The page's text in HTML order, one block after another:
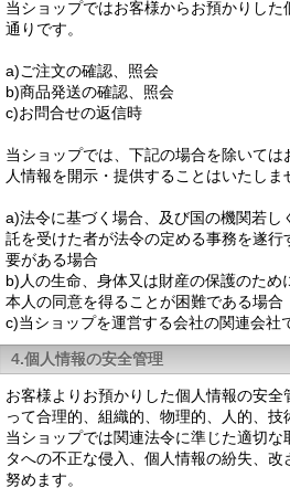
当ショップではお客様からお預かりし
通りです。
a)ご注文の確認、照会
b)商品発送の確認、照会
c)お問合せの返信時
当ショップでは、下記の場合を除いて
人情報を開示・提供することはいたしま
a)法令に基づく場合、及び国の機関若し
託を受けた者が法令の定める事務を遂
要がある場合
b)人の生命、身体又は財産の保護のため
本人の同意を得ることが困難である場合
c)当ショップを運営する会社の関連会社
4.個人情報の安全管理
お客様よりお預かりした個人情報の安全
って合理的、組織的、物理的、人的、技
当ショップでは関連法令に準じた適切
タへの不正な侵入、個人情報の紛失、
努めます。